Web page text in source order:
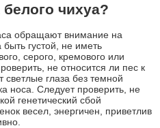
чихуа?
обращают внимание на
густой, не иметь
серого, кремового или
не относится ли пес к
светлые глаза без темной
носа. Следует проверить, не
генетический сбой
весел, энергичен, приветлив